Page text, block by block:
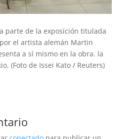
parte de la exposición titulada
el artista alemán Martin
a sí mismo en la obra. la
(Foto de Issei Kato / Reuters)